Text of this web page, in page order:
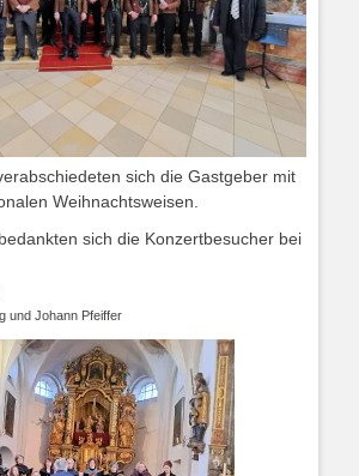
sich die Gastgeber mit
Weihnachtsweisen.
sich die Konzertbesucher bei
und Johann Pfeiffer